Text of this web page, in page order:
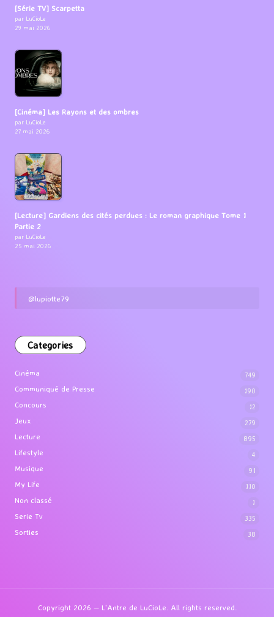
[Série TV] Scarpetta
par LuCioLe
29 mai 2026
[Cinéma] Les Rayons et des ombres
par LuCioLe
27 mai 2026
[Lecture] Gardiens des cités perdues : Le roman graphique Tome 1
Partie 2
par LuCioLe
25 mai 2026
@lupiotte79
Categories
Cinéma 749
Communiqué de Presse 190
Concours 12
Jeux 279
Lecture 895
Lifestyle 4
Musique 91
My Life 110
Non classé 1
Serie Tv 335
Sorties 38
Copyright 2026 — L'Antre de LuCioLe. All rights reserved.